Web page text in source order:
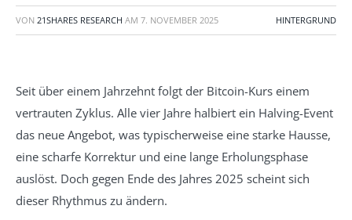
VON 21SHARES RESEARCH AM 7. NOVEMBER 2025 HINTERGRUND
Seit über einem Jahrzehnt folgt der Bitcoin-Kurs einem
vertrauten Zyklus. Alle vier Jahre halbiert ein Halving-Event
das neue Angebot, was typischerweise eine starke Hausse,
eine scharfe Korrektur und eine lange Erholungsphase
auslöst. Doch gegen Ende des Jahres 2025 scheint sich
dieser Rhythmus zu ändern.